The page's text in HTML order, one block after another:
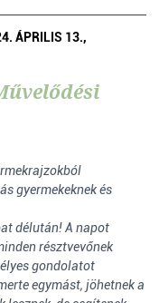
ÁPRILIS 13.,
gyermekeknek és
délután! A napot
résztvevőnek
gondolatot
egymást, jöhetnek a